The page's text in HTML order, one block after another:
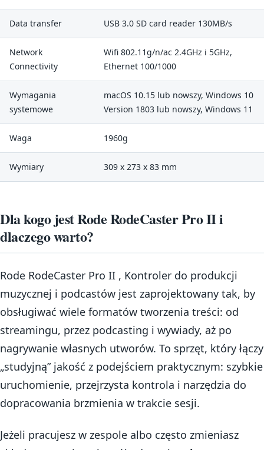
Data transfer USB 3.0 SD card reader 130MB/s
Network
Connectivity
Wifi 802.11g/n/ac 2.4GHz i 5GHz,
Ethernet 100/1000
Wymagania
systemowe
macOS 10.15 lub nowszy, Windows 10
Version 1803 lub nowszy, Windows 11
Waga 1960g
Wymiary 309 x 273 x 83 mm
Dla kogo jest Rode RodeCaster Pro II i
dlaczego warto?
Rode RodeCaster Pro II , Kontroler do produkcji
muzycznej i podcastów jest zaprojektowany tak, by
obsługiwać wiele formatów tworzenia treści: od
streamingu, przez podcasting i wywiady, aż po
nagrywanie własnych utworów. To sprzęt, który łączy
„studyjną” jakość z podejściem praktycznym: szybkie
uruchomienie, przejrzysta kontrola i narzędzia do
dopracowania brzmienia w trakcie sesji.
Jeżeli pracujesz w zespole albo często zmieniasz